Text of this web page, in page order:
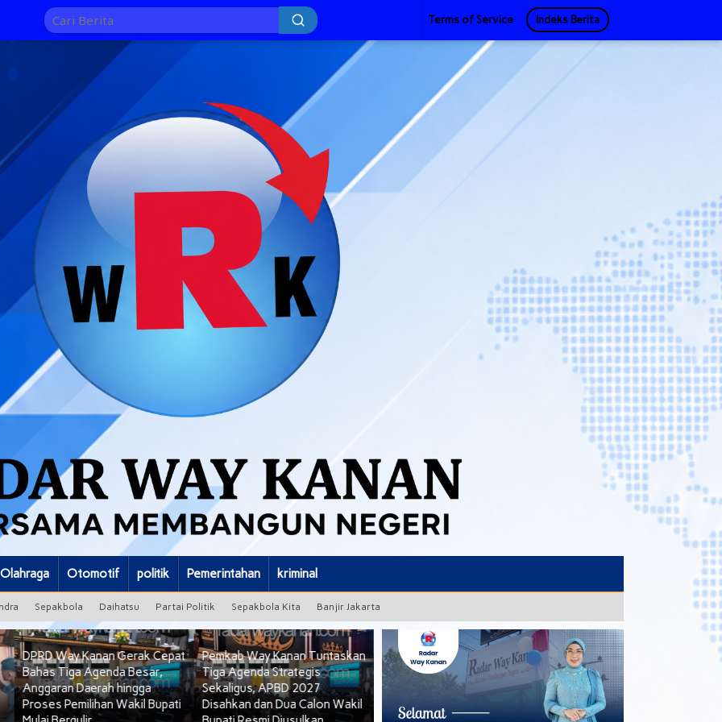
Terms of Service Indeks Berita
Olahraga Otomotif politik Pemerintahan kriminal
Sepakbola Daihatsu Partai Politik Sepakbola Kita Banjir Jakarta
DPRD Way Kanan Gerak Cepat
Bahas Tiga Agenda Besar,
Anggaran Daerah hingga
Proses Pemilihan Wakil Bupati
Pemkab Way Kanan Tuntaskan
Tiga Agenda Strategis
Sekaligus, APBD 2027
Disahkan dan Dua Calon Wakil
Warga 2 Kecamatan
Pertanyakan Keberadaan
Kabel Wifi yang diduga secara
Pisah Sambut Kapolres Way
Kanan, AKBP Didik
AKBP Ramadhona Siap